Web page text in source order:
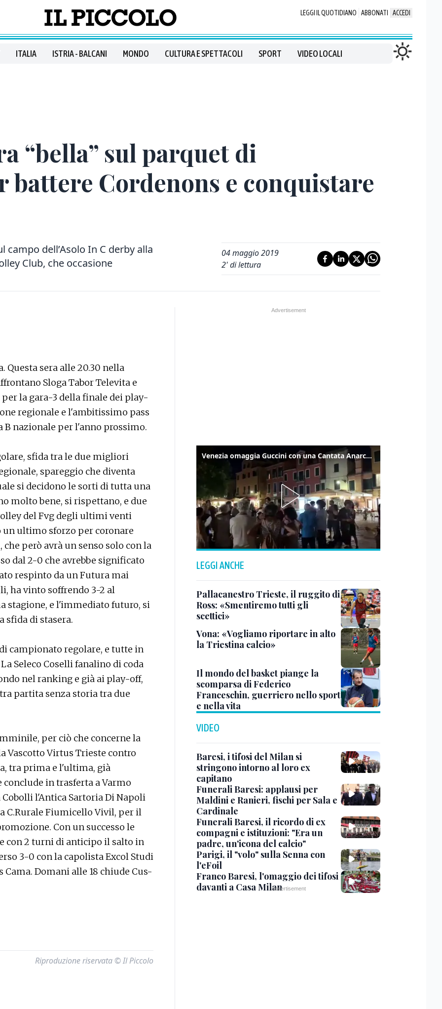
LEGGI IL QUOTIDIANO ABBONATI ACCEDI
ITALIA ISTRIA - BALCANI MONDO CULTURA E SPETTACOLI SPORT VIDEO LOCALI
“bella” sul parquet di
Cordenons e conquistare
campo dell’Asolo In C derby alla
Club, che occasione
04 maggio 2019
2' di lettura
sera alle 20.30 nella
Sloga Tabor Televita e
la gara-3 della finale dei play-
regionale e l'ambitissimo pass
B nazionale per l'anno prossimo.
sfida tra le due migliori
spareggio che diventa
si decidono le sorti di tutta una
molto bene, si rispettano, e due
del Fvg degli ultimi venti
un ultimo sforzo per coronare
però avrà un senso solo con la
dal 2-0 che avrebbe significato
respinto da un Futura mai
ha vinto soffrendo 3-2 al
stagione, e l'immediato futuro, si
sfida di stasera.
campionato regolare, e tutte in
Seleco Coselli fanalino di coda
nel ranking e già ai play-off,
partita senza storia tra due
per ciò che concerne la
Vascotto Virtus Trieste contro
tra prima e l'ultima, già
conclude in trasferta a Varmo
Cobolli l'Antica Sartoria Di Napoli
C.Rurale Fiumicello Vivil, per il
Con un successo le
con 2 turni di anticipo il salto in
3-0 con la capolista Excol Studi
Cama. Domani alle 18 chiude Cus-
Riproduzione riservata © Il Piccolo
Venezia omaggia Guccini con una Cantata Anarchica in campo Santa Margherita
LEGGI ANCHE
Pallacanestro Trieste, il ruggito di
Ross: «Smentiremo tutti gli
scettici»
Vona: «Vogliamo riportare in alto
la Triestina calcio»
Il mondo del basket piange la
scomparsa di Federico
Franceschin, guerriero nello sport
e nella vita
VIDEO
Baresi, i tifosi del Milan si
stringono intorno al loro ex
capitano
Funerali Baresi: applausi per
Maldini e Ranieri, fischi per Sala e
Cardinale
Funerali Baresi, il ricordo di ex
compagni e istituzioni: "Era un
padre, un'icona del calcio"
Parigi, il "volo" sulla Senna con
l'eFoil
Franco Baresi, l'omaggio dei tifosi
davanti a Casa Milan